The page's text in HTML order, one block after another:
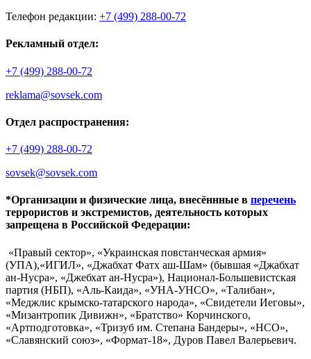
Телефон редакции: +7 (499) 288-00-72
Рекламный отдел:
+7 (499) 288-00-72
reklama@sovsek.com
Отдел распространения:
+7 (499) 288-00-72
sovsek@sovsek.com
*Организации и физические лица, внесённные в перечень
террористов и экстремистов, деятельность которых
запрещена в Российской Федерации:
«Правый сектор», «Украинская повстанческая армия»
(УПА),«ИГИЛ», «Джабхат Фатх аш-Шам» (бывшая «Джабхат
ан-Нусра», «Джебхат ан-Нусра»), Национал-Большевистская
партия (НБП), «Аль-Каида», «УНА-УНСО», «Талибан»,
«Меджлис крымско-татарского народа», «Свидетели Иеговы»,
«Мизантропик Дивижн», «Братство» Корчинского,
«Артподготовка», «Тризуб им. Степана Бандеры», «НСО»,
«Славянский союз», «Формат-18», Дуров Павел Валерьевич.